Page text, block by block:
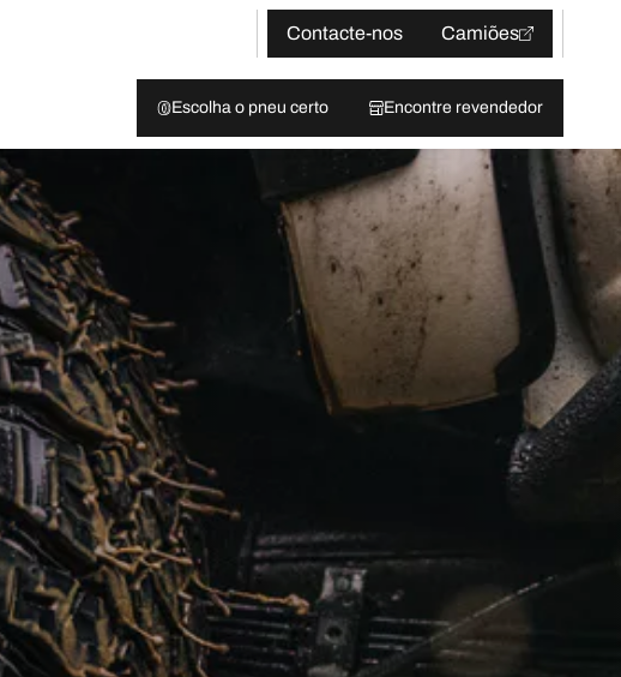
Contacte-nos
Camiões
Escolha o pneu certo Encontre revendedor